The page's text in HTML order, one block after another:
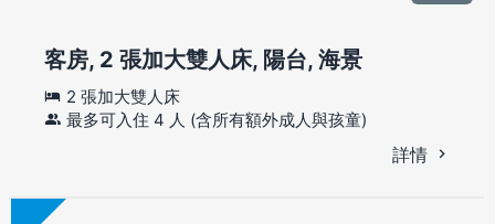
客房, 2 張加大雙人床, 陽台, 海景
2 張加大雙人床
最多可入住 4 人 (含所有額外成人與孩童)
詳情